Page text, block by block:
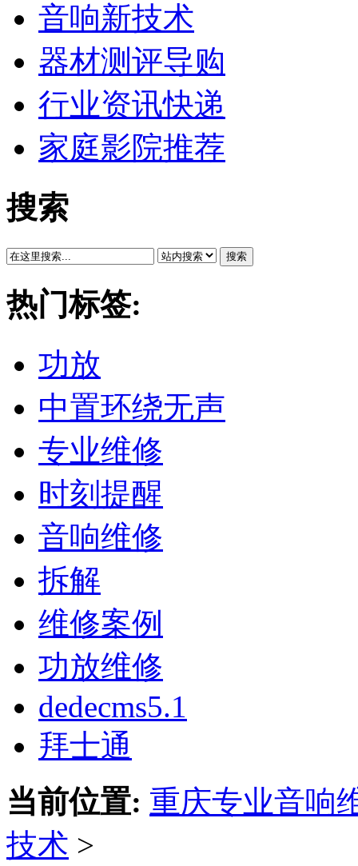
音响新技术
器材测评导购
行业资讯快递
家庭影院推荐
搜索
搜索
热门标签:
功放
中置环绕无声
专业维修
时刻提醒
音响维修
拆解
维修案例
功放维修
dedecms5.1
拜士通
当前位置: 重庆专业音响
技术 >